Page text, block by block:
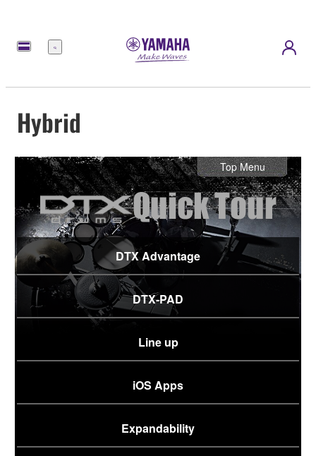
Menu
Hybrid
Top Menu
DTX Advantage
DTX-PAD
Line up
iOS Apps
Expandability